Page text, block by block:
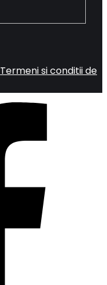
Termeni si conditii de